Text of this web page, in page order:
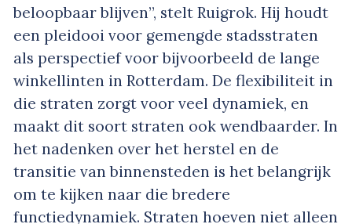
beloopbaar blijven”, stelt Ruigrok. Hij houdt
een pleidooi voor gemengde stadsstraten
als perspectief voor bijvoorbeeld de lange
winkellinten in Rotterdam. De flexibiliteit in
die straten zorgt voor veel dynamiek, en
maakt dit soort straten ook wendbaarder. In
het nadenken over het herstel en de
transitie van binnensteden is het belangrijk
om te kijken naar die bredere
functiedynamiek. Straten hoeven niet alleen